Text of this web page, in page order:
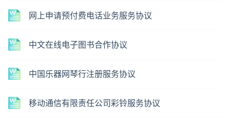
网上申请预付费电话业务服务协议
中文在线电子图书合作协议
中国乐器网琴行注册服务协议
移动通信有限责任公司彩铃服务协议